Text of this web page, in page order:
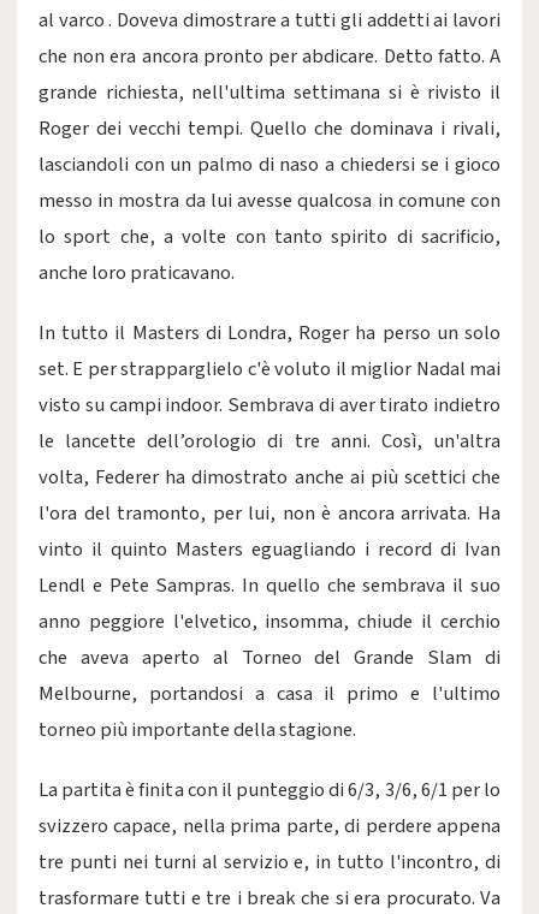
al varco . Doveva dimostrare a tutti gli addetti ai lavori
che non era ancora pronto per abdicare. Detto fatto. A
grande richiesta, nell'ultima settimana si è rivisto il
Roger dei vecchi tempi. Quello che dominava i rivali,
lasciandoli con un palmo di naso a chiedersi se i gioco
messo in mostra da lui avesse qualcosa in comune con
lo sport che, a volte con tanto spirito di sacrificio,
anche loro praticavano.
In tutto il Masters di Londra, Roger ha perso un solo
set. E per strapparglielo c'è voluto il miglior Nadal mai
visto su campi indoor. Sembrava di aver tirato indietro
le lancette dell’orologio di tre anni. Così, un'altra
volta, Federer ha dimostrato anche ai più scettici che
l'ora del tramonto, per lui, non è ancora arrivata. Ha
vinto il quinto Masters eguagliando i record di Ivan
Lendl e Pete Sampras. In quello che sembrava il suo
anno peggiore l'elvetico, insomma, chiude il cerchio
che aveva aperto al Torneo del Grande Slam di
Melbourne, portandosi a casa il primo e l'ultimo
torneo più importante della stagione.
La partita è finita con il punteggio di 6/3, 3/6, 6/1 per lo
svizzero capace, nella prima parte, di perdere appena
tre punti nei turni al servizio e, in tutto l'incontro, di
trasformare tutti e tre i break che si era procurato. Va